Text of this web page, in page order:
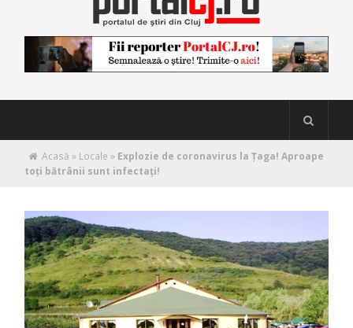
Acasă » Locale » Explozie de coronavirus la Ţaga! Aproape
toţi bătrânii sunt infectaţi!